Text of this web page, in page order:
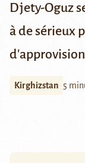
Djety-Oguz
à de sérieux
Kirghizstan 5